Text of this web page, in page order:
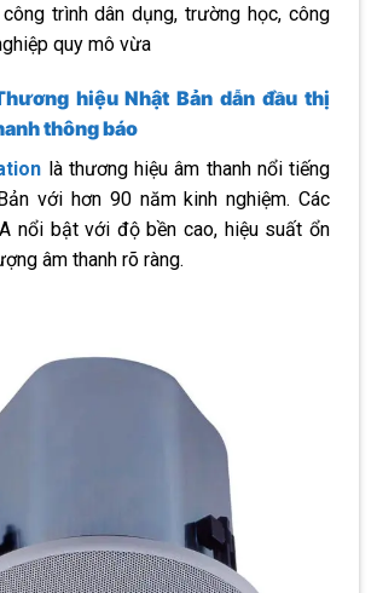
trình dân dụng, trường học, công
quy mô vừa
hiệu Nhật Bản dẫn đầu thị
thông báo
là thương hiệu âm thanh nổi tiếng
với hơn 90 năm kinh nghiệm. Các
nổi bật với độ bền cao, hiệu suất ổn
âm thanh rõ ràng.